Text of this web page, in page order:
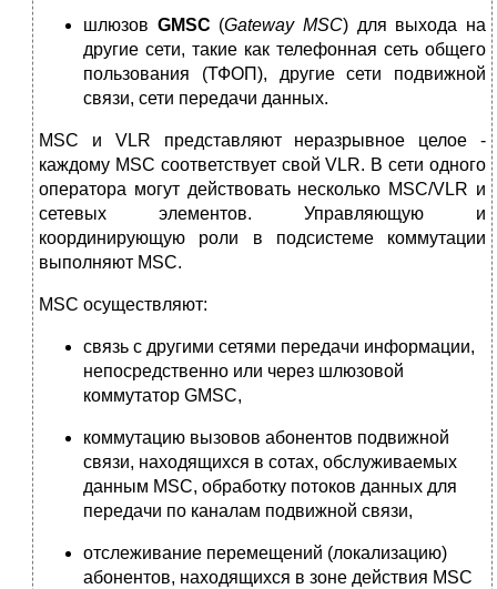
шлюзов GMSС (Gateway MSC) для выхода на
другие сети, такие как телефонная сеть общего
пользования (ТФОП), другие сети подвижной
связи, сети передачи данных.
МSС и VLR представляют неразрывное целое -
каждому МSС соответствует свой VLR. В сети одного
оператора могут действовать несколько МSС/VLR и
сетевых элементов. Управляющую и
координирующую роли в подсистеме коммутации
выполняют МSС.
МSС осуществляют:
связь с другими сетями передачи информации,
непосредственно или через шлюзовой
коммутатор GМSС,
коммутацию вызовов абонентов подвижной
связи, находящихся в сотах, обслуживаемых
данным МSС, обработку потоков данных для
передачи по каналам подвижной связи,
отслеживание перемещений (локализацию)
абонентов, находящихся в зоне действия МSС